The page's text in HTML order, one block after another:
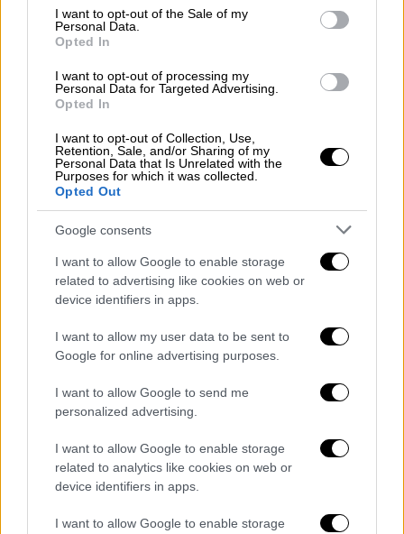
consent section.
I want to opt-out of the Sale of my
Personal Data.
Opted In
I want to opt-out of processing my
Personal Data for Targeted Advertising.
Opted In
I want to opt-out of Collection, Use,
Retention, Sale, and/or Sharing of my
Personal Data that Is Unrelated with the
Purposes for which it was collected.
Opted Out
Google consents
I want to allow Google to enable storage
related to advertising like cookies on web or
device identifiers in apps.
I want to allow my user data to be sent to
Google for online advertising purposes.
I want to allow Google to send me
personalized advertising.
I want to allow Google to enable storage
related to analytics like cookies on web or
device identifiers in apps.
I want to allow Google to enable storage
Σε ένδειξη ότι οι ΗΠΑ συνεχίζουν να ασκούν
πίεση, επέβαλαν την Πέμπτη
και σε τρεις ηγέτες πολιτοφυλακών
για την
υποτιθέμενη υποστήριξή τους προς το Ιράν.
Ισραήλ, το οποίο επίσης πολεμά τη
Χεζμπολάχπου υποστηρίζεται από το Ιράν
στον Λίβανο, δήλωσε την Πέμπτη ότι
σκότωσεέναν διοικητή της οργάνωσης σε
αεροπορική επιδρομή
προηγούμενη μέρα -την πρώτη ισραηλινή
επίθεση στην πρωτεύουσα του Λιβάνου από
τότε που συμφωνήθηκε η κατάπαυση του